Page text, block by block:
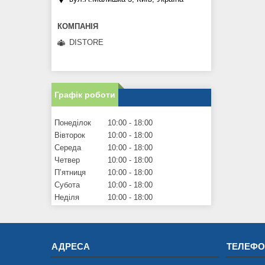
DISTORE
Графік роботи
Понеділок 10:00
18:00
Вівторок
10:00
18:00
Середа
10:00
18:00
Четвер
10:00
18:00
Пʼятниця
10:00
18:00
Субота
10:00
18:00
Неділя
10:00 18:00